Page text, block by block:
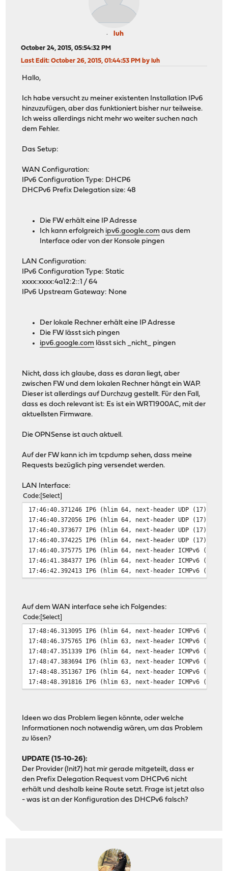
luh
October 24, 2015, 05:54:32 PM
Last Edit: October 26, 2015, 01:44:53 PM by luh
Hallo,
Ich habe versucht zu meiner existenten Installation IPv6
hinzuzufügen, aber das funktioniert bisher nur teilweise.
Ich weiss allerdings nicht mehr wo weiter suchen nach
dem Fehler.
Das Setup:
WAN Configuration:
IPv6 Configuration Type: DHCP6
DHCPv6 Prefix Delegation size: 48
Die FW erhält eine IP Adresse
Ich kann erfolgreich ipv6.google.com aus dem
Interface oder von der Konsole pingen
LAN Configuration:
IPv6 Configuration Type: Static
xxxx:xxxx:4a12:2::1 / 64
IPv6 Upstream Gateway: None
Der lokale Rechner erhält eine IP Adresse
Die FW lässt sich pingen
ipv6.google.com lässt sich _nicht_ pingen
Nicht, dass ich glaube, dass es daran liegt, aber
zwischen FW und dem lokalen Rechner hängt ein WAP.
Dieser ist allerdings auf Durchzug gestellt. Für den Fall,
dass es doch relevant ist: Es ist ein WRT1900AC, mit der
aktuellsten Firmware.
Die OPNSense ist auch aktuell.
Auf der FW kann ich im tcpdump sehen, dass meine
Requests bezüglich ping versendet werden.
LAN Interface:
Code Select
17:46:40.371246 IP6 (hlim 64, next-header UDP (17)
17:46:40.372056 IP6 (hlim 64, next-header UDP (17)
17:46:40.373677 IP6 (hlim 64, next-header UDP (17)
17:46:40.374225 IP6 (hlim 64, next-header UDP (17)
17:46:40.375775 IP6 (hlim 64, next-header ICMPv6 (58)
17:46:41.384377 IP6 (hlim 64, next-header ICMPv6 (58)
17:46:42.392413 IP6 (hlim 64, next-header ICMPv6 (58)
Auf dem WAN interface sehe ich Folgendes:
Code Select
17:48:46.313095 IP6 (hlim 64, next-header ICMPv6 (58)
17:48:46.375765 IP6 (hlim 63, next-header ICMPv6 (58)
17:48:47.351339 IP6 (hlim 64, next-header ICMPv6 (58)
17:48:47.383694 IP6 (hlim 63, next-header ICMPv6 (58)
17:48:48.351367 IP6 (hlim 64, next-header ICMPv6 (58)
17:48:48.391816 IP6 (hlim 63, next-header ICMPv6 (58)
Ideen wo das Problem liegen könnte, oder welche
Informationen noch notwendig wären, um das Problem
zu lösen?
UPDATE (15-10-26):
Der Provider (Init7) hat mir gerade mitgeteilt, dass er
den Prefix Delegation Request vom DHCPv6 nicht
erhält und deshalb keine Route setzt. Frage ist jetzt also
- was ist an der Konfiguration des DHCPv6 falsch?